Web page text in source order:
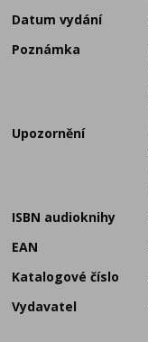
Datum vydání
Poznámka
Upozornění
ISBN audioknihy
EAN
Katalogové číslo
Vydavatel